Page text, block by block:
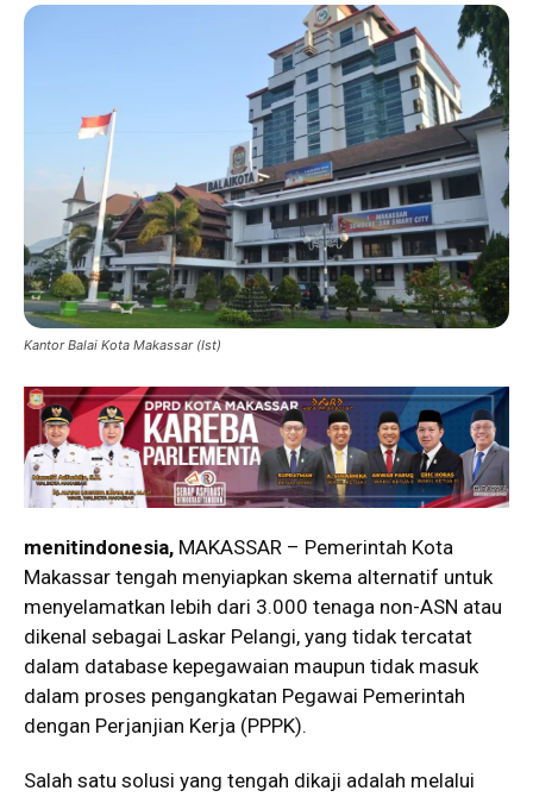
Kantor Balai Kota Makassar (Ist)
menitindonesia, MAKASSAR – Pemerintah Kota
Makassar tengah menyiapkan skema alternatif untuk
menyelamatkan lebih dari 3.000 tenaga non-ASN atau
dikenal sebagai Laskar Pelangi, yang tidak tercatat
dalam database kepegawaian maupun tidak masuk
dalam proses pengangkatan Pegawai Pemerintah
dengan Perjanjian Kerja (PPPK).
Salah satu solusi yang tengah dikaji adalah melalui